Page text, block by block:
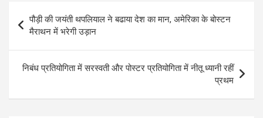
Post
navigation
पौड़ी की जयंती थपलियाल ने बढाया देश का मान, अमेरिका के बोस्टन
मैराथन में भरेगी उड़ान
निबंध प्रतियोगिता में सरस्वती और पोस्टर प्रतियोगिता में नीतू ध्यानी रहीं
प्रथम